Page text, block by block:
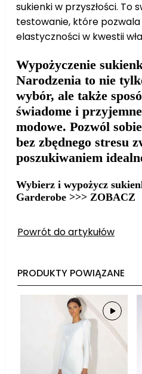
sukienki w przyszłości. To
testowanie, które
elastyczności w kwestii
Wypożyczenie
Narodzenia to nie
wybór, ale także
świadome i
modowe. Pozwól
bez zbędnego stresu
poszukiwaniem
Wybierz i wypożycz
Garderobe >>> ZOBACZ
Powrót do artykułów
PRODUKTY POWIĄZANE